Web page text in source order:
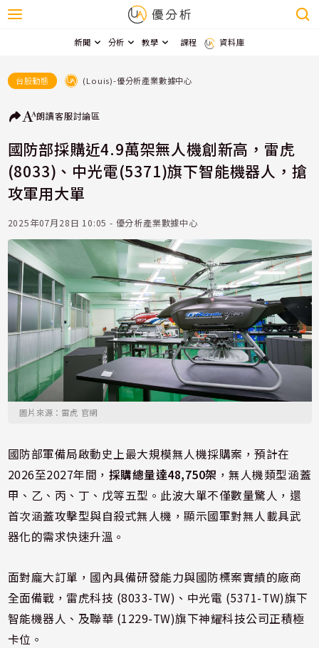
新聞 分析 教學 課程 資料庫
台股動態 (Louis)-優分析產業數據中心
朗讀客服討論區
國防部採購近4.9萬架無人機創新高，雷虎
(8033)、中光電(5371)旗下智能機器人，搶
攻軍用大單
2025年07月28日 10:05 - 優分析產業數據中心
圖片來源：雷虎 官網
國防部軍備局啟動史上最大規模無人機採購案，預計在
2026至2027年間， 採購總量達48,750架 ，無人機類型涵蓋
甲、乙、丙、丁、戊等五型。此波大單不僅數量驚人，還
首次涵蓋攻擊型與自殺式無人機，顯示國軍對無人載具武
器化的需求快速升溫。
面對龐大訂單，國內具備研發能力與國防標案實績的廠商
全面備戰，雷虎科技 (8033-TW)、中光電 (5371-TW)旗下
智能機器人、及聯華 (1229-TW)旗下神耀科技公司正積極
卡位。